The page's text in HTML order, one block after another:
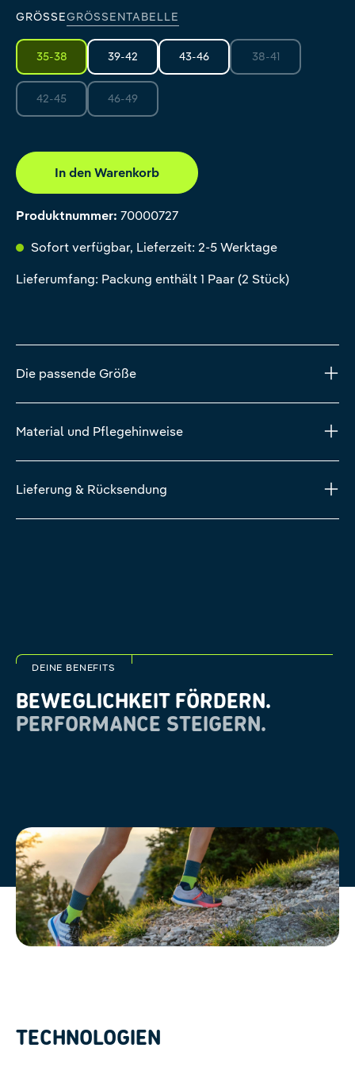
GRÖSSE GRÖSSENTABELLE
35-38 39-42 43-46 38-41(Diese Option ist
42-45(Diese Option ist zurzeit nicht verfügbar.)
46-49(Diese Option ist zurzeit nicht verfügbar.)
In den Warenkorb
Produktnummer: 70000727
Sofort verfügbar, Lieferzeit: 2-5 Werktage
Lieferumfang: Packung enthält 1 Paar (2 Stück)
Die passende Größe
Material und Pflegehinweise
Lieferung & Rücksendung
DEINE BENEFITS
BEWEGLICHKEIT FÖRDERN.
PERFORMANCE STEIGERN.
TECHNOLOGIEN